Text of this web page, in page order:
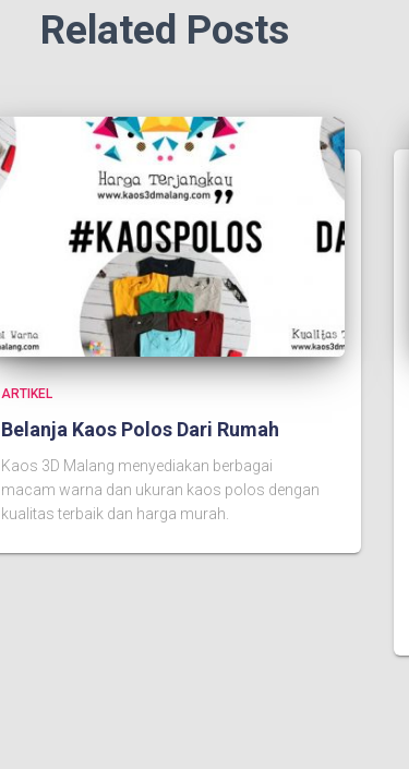
Related Posts
ARTIKEL
Belanja Kaos Polos Dari Rumah
Kaos 3D Malang menyediakan berbagai
macam warna dan ukuran kaos polos dengan
kualitas terbaik dan harga murah.